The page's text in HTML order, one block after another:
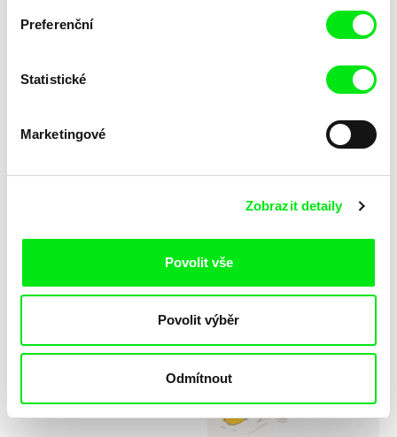
Preferenční
Statistické
Marketingové
Zobrazit detaily
Povolit vše
Povolit výběr
Odmítnout
KO but happy